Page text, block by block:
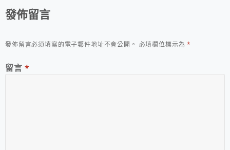
發佈留言
發佈留言必須填寫的電子郵件地址不會公開。 必填欄位標示為*
留言 *